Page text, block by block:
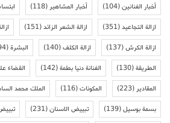
أخبار الفنانين(104) أخبار المشاهير (118)
ازالة التجاعيد(351) ازالة الشعر الزائد(151)
ازالة الكرش(137) ازالة الكلف(140) البشرة(194)
الطريقة(130) الفنانة دنيا بطمة(142) القضاء
المقادير (223) المكونات(116) الملك محمد
بسمة بوسيل(139) تبييض الاسنان(231)